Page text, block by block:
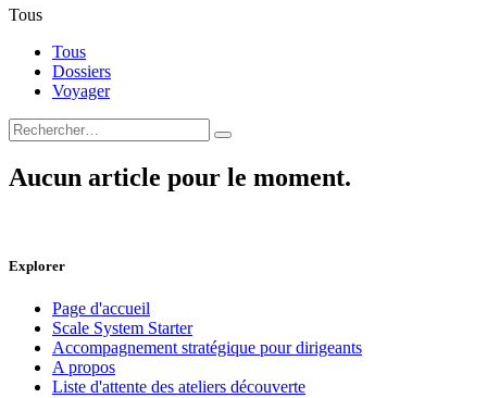
Tous
Tous
Dossiers
Voyager
Aucun article pour le moment.
Explorer
Page d'accueil
Scale System Starter
Accompagnement stratégique pour dirigeants
A propos
Liste d'attente des ateliers découverte